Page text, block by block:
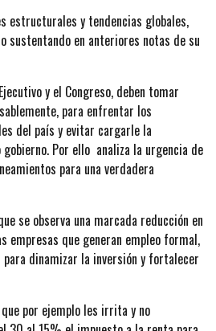
estructurales y tendencias globales,
sustentando en anteriores notas de su
y el Congreso, deben tomar
para enfrentar los
del país y evitar cargarle la
Por ello analiza la urgencia de
para una verdadera
se observa una marcada reducción en
empresas que generan empleo formal,
dinamizar la inversión y fortalecer
por ejemplo les irrita y no